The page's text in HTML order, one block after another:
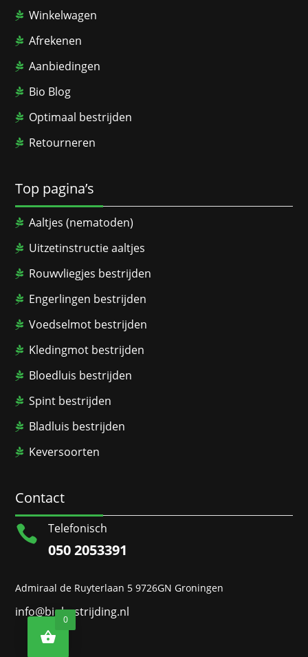
Winkelwagen
Afrekenen
Aanbiedingen
Bio Blog
Optimaal bestrijden
Retourneren
Top pagina’s
Aaltjes (nematoden)
Uitzetinstructie aaltjes
Rouwvliegjes bestrijden
Engerlingen bestrijden
Voedselmot bestrijden
Kledingmot bestrijden
Bloedluis bestrijden
Spint bestrijden
Bladluis bestrijden
Keversoorten
Contact
 Telefonisch
050 2053391
Admiraal de Ruyterlaan 5 9726GN Groningen
info@biobestrijding.nl
0